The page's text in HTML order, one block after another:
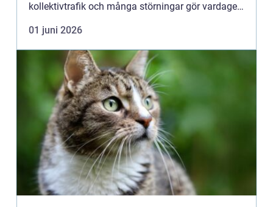
kollektivtrafik och många störningar gör vardagen
fungerar i alla lägen, ...
01 juni 2026